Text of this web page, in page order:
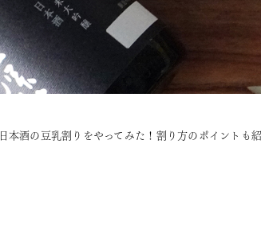
日本酒の豆乳割りをやってみた！割り方のポイントも